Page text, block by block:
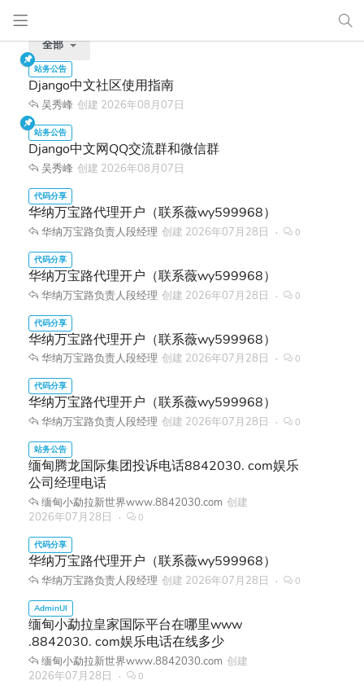
全部
Django中文社区使用指南
吴秀峰 创建 2026年08月07日
Django中文网QQ交流群和微信群
吴秀峰 创建 2026年08月07日
华纳万宝路代理开户（联系薇wy599968）
华纳万宝路负责人段经理 创建 2026年07月28日 0
华纳万宝路代理开户（联系薇wy599968）
华纳万宝路负责人段经理 创建 2026年07月28日 0
华纳万宝路代理开户（联系薇wy599968）
华纳万宝路负责人段经理 创建 2026年07月28日 0
华纳万宝路代理开户（联系薇wy599968）
华纳万宝路负责人段经理 创建 2026年07月28日 0
缅甸腾龙国际集团投诉电话8842030. com娱乐
公司经理电话
缅甸小勐拉新世界www.8842030.com 创建
2026年07月28日
0
华纳万宝路代理开户（联系薇wy599968）
华纳万宝路负责人段经理 创建 2026年07月28日 0
缅甸小勐拉皇家国际平台在哪里www
.8842030. com娱乐电话在线多少
缅甸小勐拉新世界www.8842030.com 创建
2026年07月28日
0